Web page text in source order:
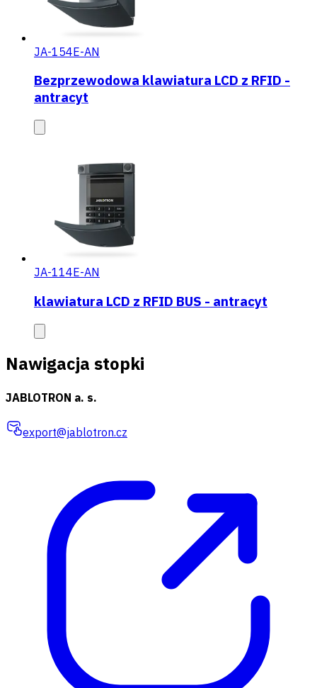
JA-154E-AN
Bezprzewodowa klawiatura LCD z RFID -
antracyt
JA-114E-AN
klawiatura LCD z RFID BUS - antracyt
Nawigacja stopki
JABLOTRON a. s.
export@jablotron.cz